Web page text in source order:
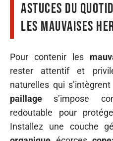
astuces du
les mauvaises
Pour contenir les
rester attentif et
naturelles qui
paillage s’impose
redoutable pour
Installez une couche